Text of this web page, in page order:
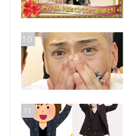
10
11